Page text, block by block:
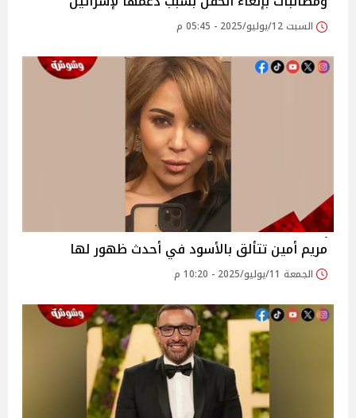
السبت 12/يوليو/2025 - 05:45 م
مريم أمين تتألق بالأسود في أحدث ظهور لها
الجمعة 11/يوليو/2025 - 10:20 م